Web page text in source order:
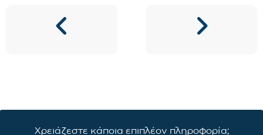
Χρειάζεστε κάποια επιπλέον πληροφορία;